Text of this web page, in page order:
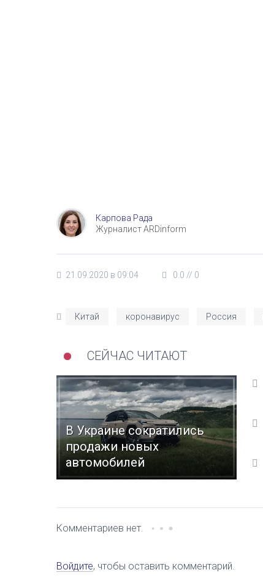
Карпова Рада
Журналист ARDinform
21.09.2020 в 09:04 0.0 // 0
Китай коронавирус Россия
СЕЙЧАС ЧИТАЮТ
В Украине сократились
продажи новых
автомобилей
Комментариев нет.
Войдите, чтобы оставить комментарий.